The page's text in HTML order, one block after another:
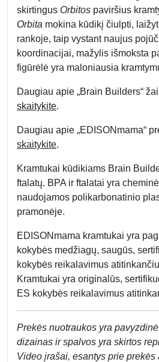
skirtingus Orbitos paviršius
Orbita mokina kūdikį čiulpti,
rankoje, taip vystant naujus
koordinacijai, mažylis išmoksta
figūrėlė yra maloniausia
Daugiau apie „Brain Builders“
skaitykite.
Daugiau apie „EDISONmama“
skaitykite.
Kramtukai kūdikiams Brain
ftalatų. BPA ir ftalatai yra
naudojamos polikarbonatinio
pramonėje.
EDISONmama kramtukai yra
kokybės medžiagų, saugūs,
kokybės reikalavimus
Kramtukai yra originalūs,
ES kokybės reikalavimus
Prekės nuotraukos yra
dizainas ir spalvos yra skirtos
Video įrašai, esantys prie prekės